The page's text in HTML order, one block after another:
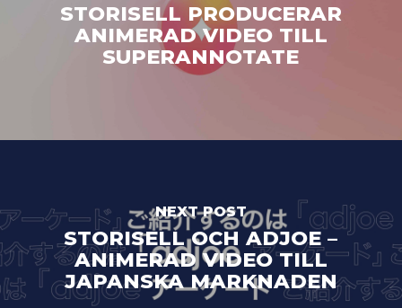
STORISELL PRODUCERAR
ANIMERAD VIDEO TILL
SUPERANNOTATE
NEXT POST
STORISELL OCH ADJOE –
ANIMERAD VIDEO TILL
JAPANSKA MARKNADEN